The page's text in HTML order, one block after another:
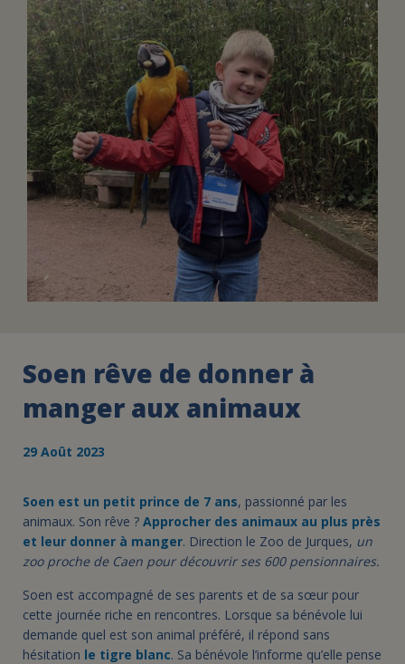
FAIRE UN DON
ASSURANCE VIE/LEGS
ESPACE PRESSE
JE DEVIENS
BÉNÉVOLE
DEVENIR
UN PETIT PRINCE
Soen rêve de donner à
manger aux animaux
29 Août 2023
Soen est un petit prince de 7 ans, passionné par les
animaux. Son rêve ? Approcher des animaux au plus près
et leur donner à manger. Direction le Zoo de Jurques, un
zoo proche de Caen pour découvrir ses 600 pensionnaires.
Soen est accompagné de ses parents et de sa sœur pour
cette journée riche en rencontres. Lorsque sa bénévole lui
demande quel est son animal préféré, il répond sans
hésitation le tigre blanc. Sa bénévole l’informe qu’elle pense